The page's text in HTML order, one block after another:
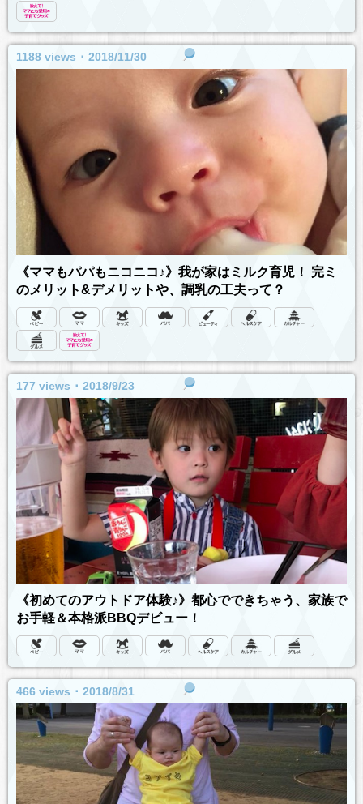
1188 views ･ 2018/11/30
《ママもパパもニコニコ♪》我が家はミルク育児！ 完ミ
のメリット&デメリットや、調乳の工夫って？
177 views ･ 2018/9/23
《初めてのアウトドア体験♪》都心でできちゃう、家族で
お手軽＆本格派BBQデビュー！
466 views ･ 2018/8/31